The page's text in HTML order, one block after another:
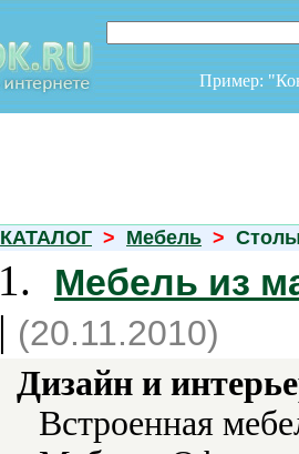
Пример:
КАТАЛОГ > Мебель >
1. Мебель из
| (20.11.2010)
Дизайн и
Встроенная